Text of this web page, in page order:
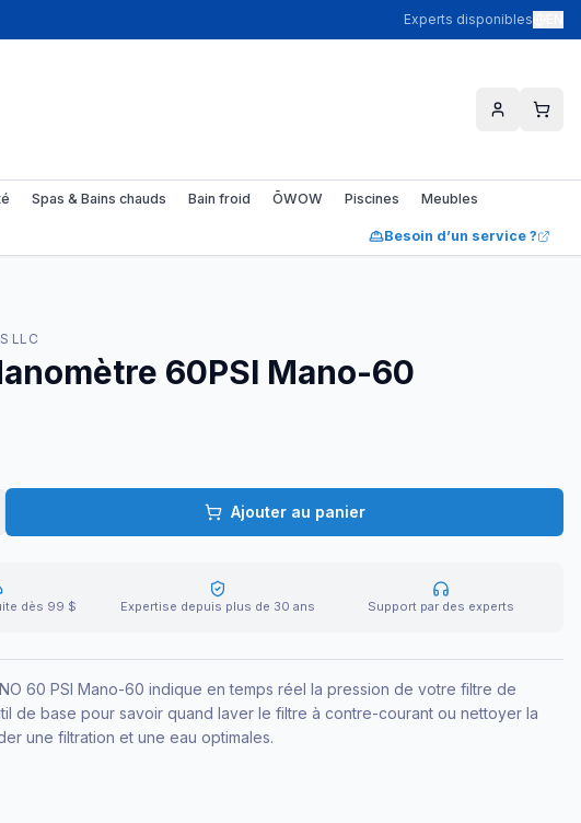
Experts disponibles
Spas & Bains chauds Bain froid ŌWOW Piscines Meubles
Besoin d’un service ?
LLC
60PSI Mano-60
Ajouter au panier
dès 99 $ Expertise depuis plus de 30 ans Support par des experts
60 PSI Mano-60 indique en temps réel la pression de votre filtre de
de base pour savoir quand laver le filtre à contre-courant ou nettoyer la
une filtration et une eau optimales.